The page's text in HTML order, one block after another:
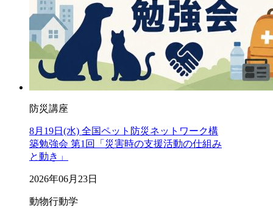
防災講座
8月19日(水) 全国ペット防災ネットワーク構
築勉強会 第1回「災害時の支援活動の仕組み
と動き」
2026年06月23日
動物行動学